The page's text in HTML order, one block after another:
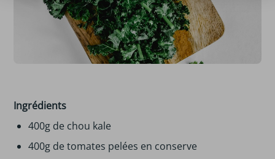
Ingrédients
400g de chou kale
400g de tomates pelées en conserve